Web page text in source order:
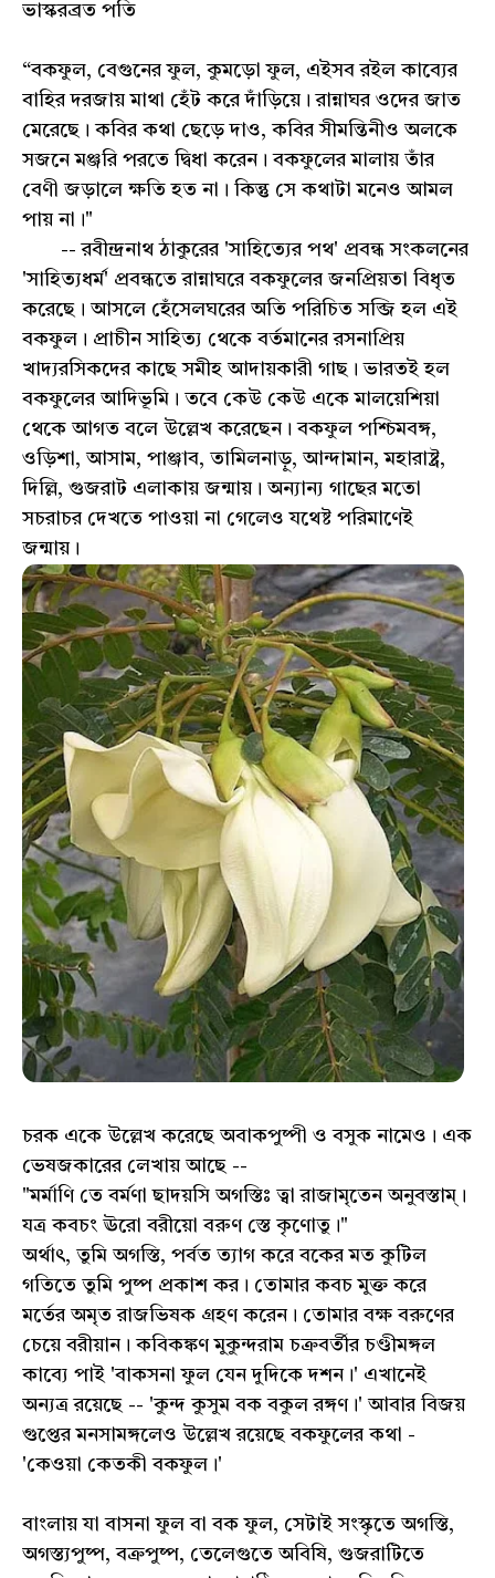
ভাস্করব্রত পতি
“বকফুল, বেগুনের ফুল, কুমড়ো ফুল, এইসব রইল কাব্যের
বাহির দরজায় মাথা হেঁট করে দাঁড়িয়ে। রান্নাঘর ওদের জাত
মেরেছে। কবির কথা ছেড়ে দাও, কবির সীমন্তিনীও অলকে
সজনে মঞ্জরি পরতে দ্বিধা করেন। বকফুলের মালায় তাঁর
বেণী জড়ালে ক্ষতি হত না। কিন্তু সে কথাটা মনেও আমল
পায় না।"
-- রবীন্দ্রনাথ ঠাকুরের 'সাহিত্যের পথ' প্রবন্ধ সংকলনের
'সাহিত্যধর্ম' প্রবন্ধতে রান্নাঘরে বকফুলের জনপ্রিয়তা বিধৃত
করেছে। আসলে হেঁসেলঘরের অতি পরিচিত সব্জি হল এই
বকফুল। প্রাচীন সাহিত্য থেকে বর্তমানের রসনাপ্রিয়
খাদ্যরসিকদের কাছে সমীহ আদায়কারী গাছ। ভারতই হল
বকফুলের আদিভূমি। তবে কেউ কেউ একে মালয়েশিয়া
থেকে আগত বলে উল্লেখ করেছেন। বকফুল পশ্চিমবঙ্গ,
ওড়িশা, আসাম, পাঞ্জাব, তামিলনাড়ু, আন্দামান, মহারাষ্ট্র,
দিল্লি, গুজরাট এলাকায় জন্মায়। অন্যান্য গাছের মতো
সচরাচর দেখতে পাওয়া না গেলেও যথেষ্ট পরিমাণেই
জন্মায়।
চরক একে উল্লেখ করেছে অবাকপুষ্পী ও বসুক নামেও। এক
ভেষজকারের লেখায় আছে --
"মর্মাণি তে বর্মণা ছাদয়সি অগস্তিঃ ত্বা রাজামৃতেন অনুবস্তাম্।
যত্র কবচং ঊরো বরীয়ো বরুণ স্তে কৃণোতু।"
অর্থাৎ, তুমি অগস্তি, পর্বত ত্যাগ করে বকের মত কুটিল
গতিতে তুমি পুষ্প প্রকাশ কর। তোমার কবচ মুক্ত করে
মর্তের অমৃত রাজভিষক গ্রহণ করেন। তোমার বক্ষ বরুণের
চেয়ে বরীয়ান। কবিকঙ্কণ মুকুন্দরাম চক্রবর্তীর চণ্ডীমঙ্গল
কাব্যে পাই 'বাকসনা ফুল যেন দুদিকে দশন।' এখানেই
অন্যত্র রয়েছে -- 'কুন্দ কুসুম বক বকুল রঙ্গণ।' আবার বিজয়
গুপ্তের মনসামঙ্গলেও উল্লেখ রয়েছে বকফুলের কথা -
'কেওয়া কেতকী বকফুল।'
বাংলায় যা বাসনা ফুল বা বক ফুল, সেটাই সংস্কৃতে অগস্তি,
অগস্ত্যপুষ্প, বক্রপুষ্প, তেলেগুতে অবিষি, গুজরাটিতে